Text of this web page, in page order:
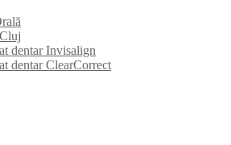
dentar Invisalign
dentar ClearCorrect